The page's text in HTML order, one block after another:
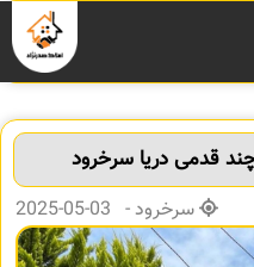
سرخرود - 03-05-2025